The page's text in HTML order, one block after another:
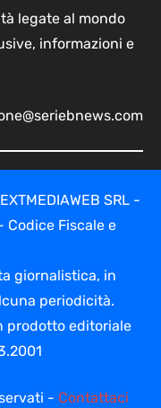
legate al mondo
informazioni e
SRL -
Codice Fiscale e
giornalistica, in
periodicità.
prodotto editoriale
- Contattaci